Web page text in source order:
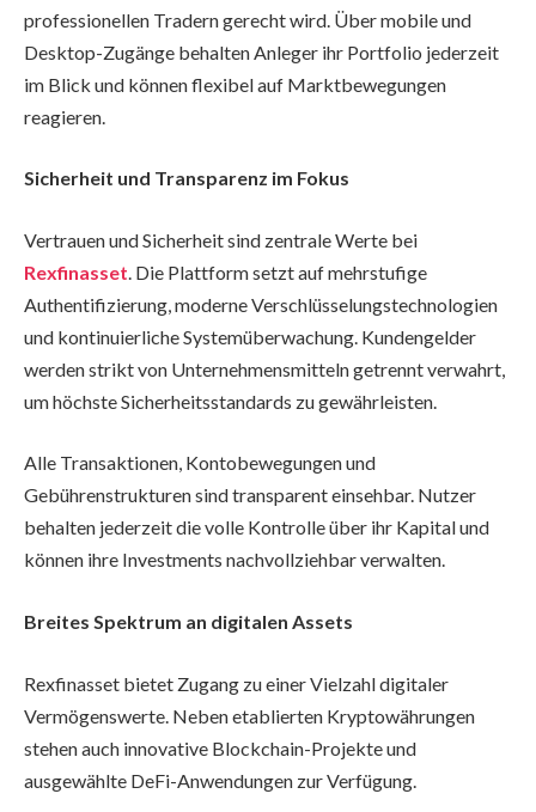
professionellen Tradern gerecht wird. Über mobile und
Desktop-Zugänge behalten Anleger ihr Portfolio jederzeit
im Blick und können flexibel auf Marktbewegungen
reagieren.
Sicherheit und Transparenz im Fokus
Vertrauen und Sicherheit sind zentrale Werte bei
Rexfinasset . Die Plattform setzt auf mehrstufige
Authentifizierung, moderne Verschlüsselungstechnologien
und kontinuierliche Systemüberwachung. Kundengelder
werden strikt von Unternehmensmitteln getrennt verwahrt,
um höchste Sicherheitsstandards zu gewährleisten.
Alle Transaktionen, Kontobewegungen und
Gebührenstrukturen sind transparent einsehbar. Nutzer
behalten jederzeit die volle Kontrolle über ihr Kapital und
können ihre Investments nachvollziehbar verwalten.
Breites Spektrum an digitalen Assets
Rexfinasset bietet Zugang zu einer Vielzahl digitaler
Vermögenswerte. Neben etablierten Kryptowährungen
stehen auch innovative Blockchain-Projekte und
ausgewählte DeFi-Anwendungen zur Verfügung.